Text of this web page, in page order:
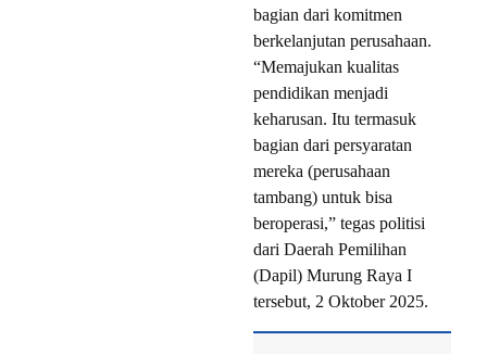
bagian dari komitmen
berkelanjutan perusahaan.
“Memajukan kualitas
pendidikan menjadi
keharusan. Itu termasuk
bagian dari persyaratan
mereka (perusahaan
tambang) untuk bisa
beroperasi,” tegas politisi
dari Daerah Pemilihan
(Dapil) Murung Raya I
tersebut, 2 Oktober 2025.